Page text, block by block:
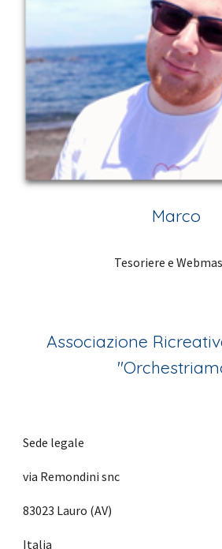
Marco
Tesoriere e
Associazione
Sede legale
via Remondini snc
83023 Lauro (AV)
Italia